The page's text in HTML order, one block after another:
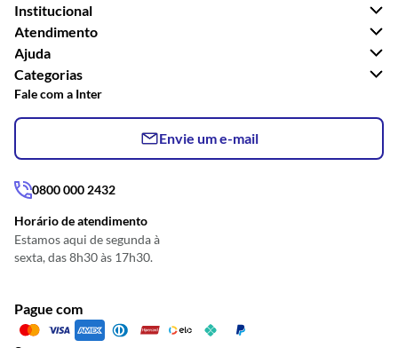
Institucional
Atendimento
Ajuda
Categorias
Fale com a Inter
Envie um e-mail
0800 000 2432
Horário de atendimento
Estamos aqui de segunda à
sexta, das 8h30 às 17h30.
Pague com